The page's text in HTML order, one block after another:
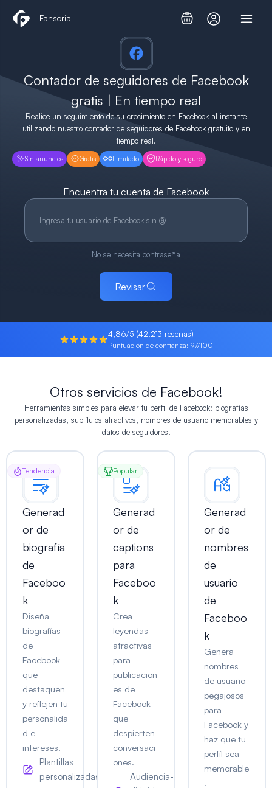
Fansoria
Contador de seguidores de Facebook
gratis | En tiempo real
Realice un seguimiento de su crecimiento en Facebook al instante
utilizando nuestro contador de seguidores de Facebook gratuito y en
tiempo real.
Sin anuncios Gratis Ilimitado Rápido y seguro
Encuentra tu cuenta de Facebook
N
b
No se necesita contraseña
Revisar
4,86/5 (42.213 reseñas)
Puntuación de confianza: 97/100
Otros servicios de Facebook!
Herramientas simples para elevar tu perfil de Facebook: biografías
personalizadas, subtítulos atractivos, nombres de usuario memorables y
datos de seguidores.
Generad
or de
biografía
de
Faceboo
k
Diseña
biografías
de
Facebook
que
destaquen
y reflejen tu
personalida
d e
intereses.
Plantillas
personalizadas
Tendencia
Generad
or de
captions
para
Faceboo
k
Crea
leyendas
atractivas
para
publicacion
es de
Facebook
que
despierten
conversaci
ones.
Audiencia-
Popular
Generad
or de
nombres
de
usuario
de
Faceboo
k
Genera
nombres
de usuario
pegajosos
para
Facebook y
haz que tu
perfil sea
memorable
.